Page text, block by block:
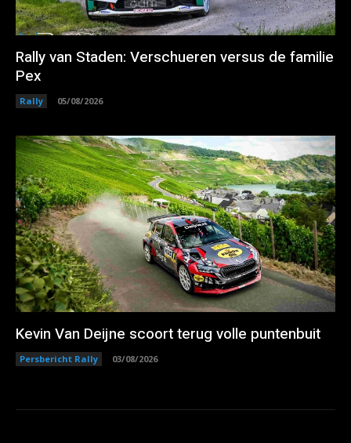
Rally van Staden: Verschueren versus de familie
Pex
Rally 05/08/2026
Kevin Van Deijne scoort terug volle puntenbuit
Persbericht Rally 03/08/2026